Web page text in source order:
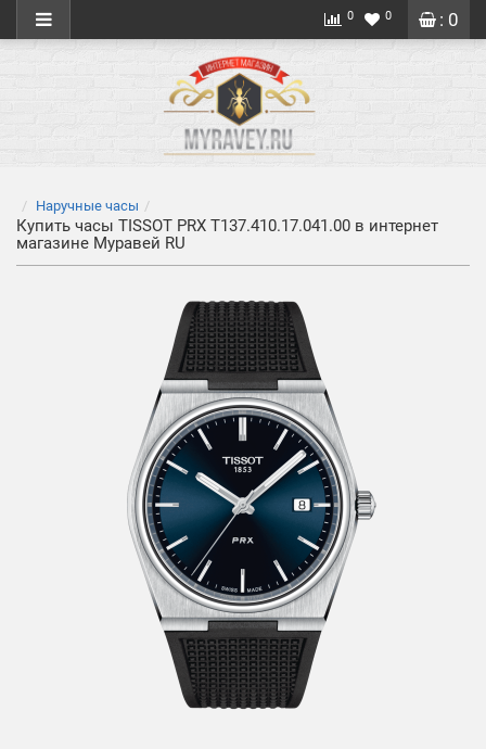
: 0
0 0
Наручные часы
Купить часы TISSOT PRX T137.410.17.041.00 в интернет
магазине Муравей RU